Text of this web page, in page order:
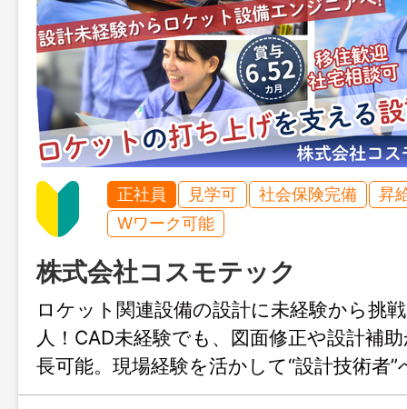
正社員 見学可 社会保険完備
昇
Wワーク可能
株式会社コスモテック
ロケット関連設備の設計に未経験から挑
人！CAD未経験でも、図面修正や設計補
長可能。現場経験を活かして“設計技術者
プできます。年間休日125日・賞与6.52ヶ